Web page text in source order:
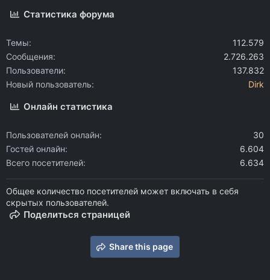
Статистика форума
Темы
112.579
Сообщения
2.726.263
Пользователи
137.832
Новый пользователь
Dirk
Онлайн статистика
Пользователей онлайн
30
Гостей онлайн
6.604
Всего посетителей
6.634
Общее количество посетителей может включать в себя
скрытых пользователей.
Поделиться страницей
Share this page